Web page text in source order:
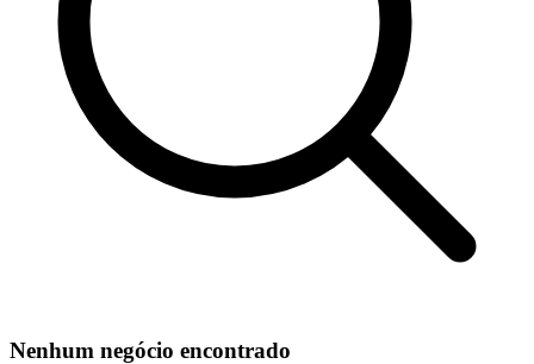
Nenhum negócio encontrado